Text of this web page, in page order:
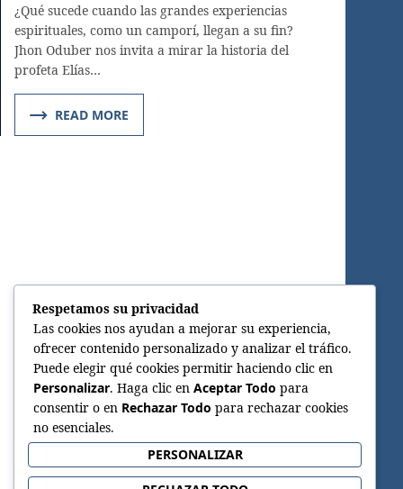
¿Qué sucede cuando las grandes experiencias
espirituales, como un camporí, llegan a su fin?
Jhon Oduber nos invita a mirar la historia del
profeta Elías…
READ MORE
Respetamos su privacidad
Las cookies nos ayudan a mejorar su experiencia,
ofrecer contenido personalizado y analizar el tráfico.
Puede elegir qué cookies permitir haciendo clic en
Personalizar. Haga clic en Aceptar Todo para
consentir o en Rechazar Todo para rechazar cookies
no esenciales.
PERSONALIZAR